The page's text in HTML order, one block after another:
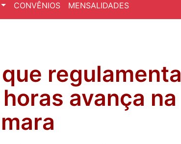
CONVÊNIOS MENSALIDADES
regulamenta
avança na